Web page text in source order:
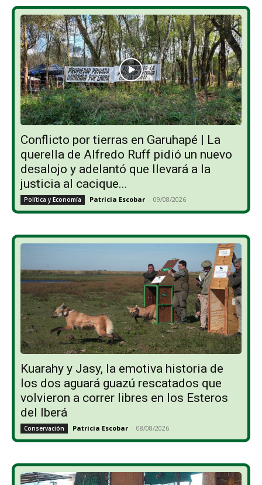
Conflicto por tierras en Garuhapé | La
querella de Alfredo Ruff pidió un nuevo
desalojo y adelantó que llevará a la
justicia al cacique...
Política y Economía Patricia Escobar - 09/08/2026
Kuarahy y Jasy, la emotiva historia de
los dos aguará guazú rescatados que
volvieron a correr libres en los Esteros
del Iberá
Conservación Patricia Escobar - 08/08/2026